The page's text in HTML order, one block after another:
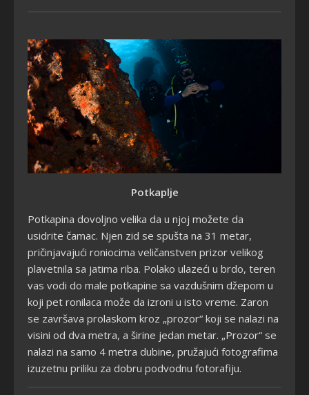
Potkaplje
Potkapina dovoljno velika da u njoj možete da
usidrite čamac. Njen zid se spušta na 31 metar,
pričinjavajući roniocima veličanstven prizor velikog
plavetnila sa jatima riba. Polako ulazeći u brdo, teren
vas vodi do male potkapine sa vazdušnim džepom u
koji pet ronilaca može da izroni u isto vreme. Zaron
se završava prolaskom kroz „prozor“ koji se nalazi na
visini od dva metra, a širine jedan metar. „Prozor“ se
nalazi na samo 4 metra dubine, pružajući fotografima
izuzetnu priliku za dobru podvodnu fotorafiju.